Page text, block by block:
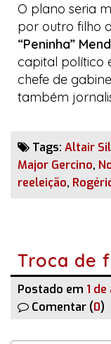
O plano seria
por outro filho
“Peninha”
capital político
chefe de
também
Tags: Altair
Major Gercino,
reeleição,
Troca de
Postado em 1
Comentar (0)